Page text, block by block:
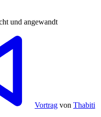
und angewandt
Vortrag von Thabiti